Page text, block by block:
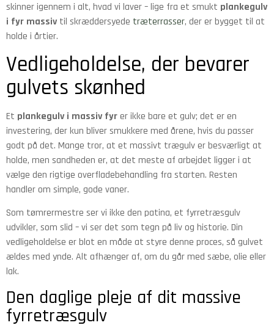
skinner igennem i alt, hvad vi laver – lige fra et smukt plankegulv
i fyr massiv til skræddersyede træterrasser, der er bygget til at
holde i årtier.
Vedligeholdelse, der bevarer
gulvets skønhed
Et plankegulv i massiv fyrer ikke bare et gulv; det er en
investering, der kun bliver smukkere med årene, hvis du passer
godt på det. Mange tror, at et massivt trægulv er besværligt at
holde, men sandheden er, at det meste af arbejdet ligger i at
vælge den rigtige overfladebehandling fra starten. Resten
handler om simple, gode vaner.
Som tømrermestre ser vi ikke den patina, et fyrretræsgulv
udvikler, som slid – vi ser det som tegn på liv og historie. Din
vedligeholdelse er blot en måde at styre denne proces, så gulvet
ældes med ynde. Alt afhænger af, om du går med sæbe, olie eller
lak.
Den daglige pleje af dit massive
fyrretræsgulv